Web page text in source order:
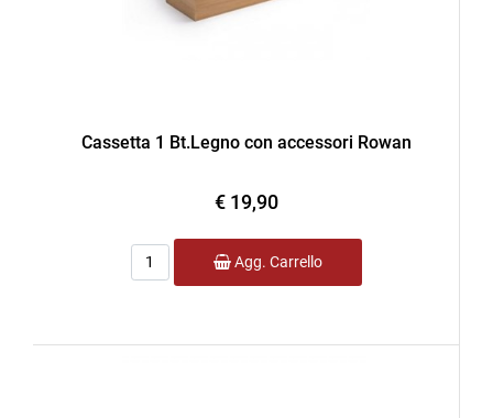
Cassetta 1 Bt.Legno con accessori Rowan
€ 19,90
Quantità
Agg. Carrello